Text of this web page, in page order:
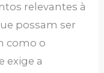
relevantes à
possam ser
como o
exige a